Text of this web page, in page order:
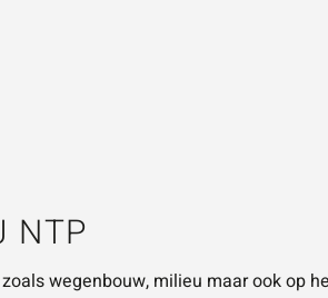
NTP
wegenbouw, milieu maar ook op